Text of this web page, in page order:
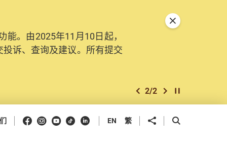
。由2025年11月10日起，
诉、查询及建议。所有提交
上一个
2/2 下一个开始/暂停幻灯
关闭特別通告
Facebook
Instagram
Youtube
抖音领英 EN 繁 分享到 开启搜寻框